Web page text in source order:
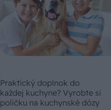
Praktický doplnok do
každej kuchyne? Vyrobte si
poličku na kuchynské dózy